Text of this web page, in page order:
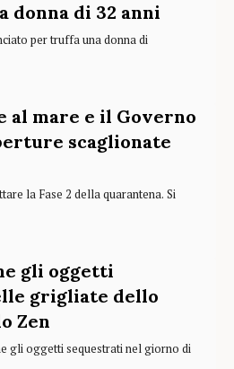
donna di 32 anni
per truffa una donna di
al mare e il Governo
scaglionate
la Fase 2 della quarantena. Si
gli oggetti
grigliate dello
Zen
gli oggetti sequestrati nel giorno di